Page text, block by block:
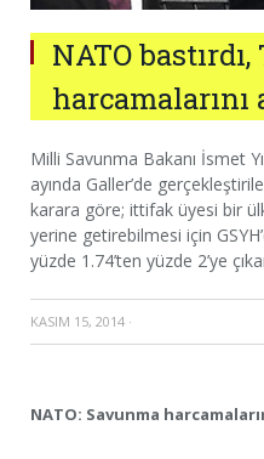
NATO
harcamalarını
Milli Savunma Bakanı İsmet
ayında Galler’de
karara göre; ittifak üyesi bir
yerine getirebilmesi için
yüzde 1.74’ten yüzde 2’ye
KASIM 15, 2014 ·
NATO: Savunma